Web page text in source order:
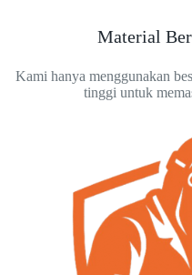
Material
Kami hanya menggunakan
tinggi untuk